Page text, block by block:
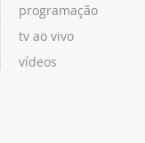
programação
tv ao vivo
vídeos